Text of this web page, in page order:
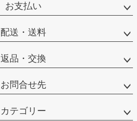
お支払い
配送・送料
返品・交換
お問合せ先
カテゴリー